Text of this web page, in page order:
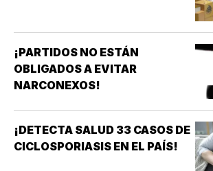
¡PARTIDOS NO ESTÁN
OBLIGADOS A EVITAR
NARCONEXOS!
¡DETECTA SALUD 33 CASOS DE
CICLOSPORIASIS EN EL PAÍS!